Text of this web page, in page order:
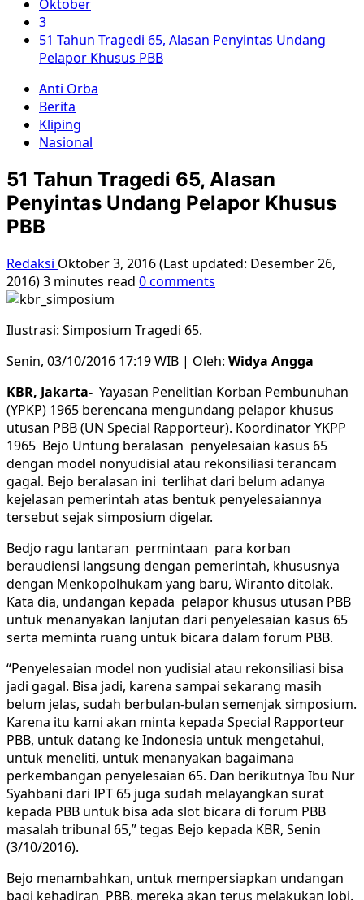
Oktober
3
51 Tahun Tragedi 65, Alasan Penyintas Undang
Pelapor Khusus PBB
Anti Orba
Berita
Kliping
Nasional
51 Tahun Tragedi 65, Alasan
Penyintas Undang Pelapor Khusus
PBB
Redaksi Oktober 3, 2016 (Last updated: Desember 26,
2016)3 minutes read 0 comments
Ilustrasi: Simposium Tragedi 65.
Senin, 03/10/2016 17:19 WIB | Oleh: Widya Angga
KBR, Jakarta- Yayasan Penelitian Korban Pembunuhan
(YPKP) 1965 berencana mengundang pelapor khusus
utusan PBB (UN Special Rapporteur). Koordinator YKPP
1965 Bejo Untung beralasan penyelesaian kasus 65
dengan model nonyudisial atau rekonsiliasi terancam
gagal. Bejo beralasan ini terlihat dari belum adanya
kejelasan pemerintah atas bentuk penyelesaiannya
tersebut sejak simposium digelar.
Bedjo ragu lantaran permintaan para korban
beraudiensi langsung dengan pemerintah, khususnya
dengan Menkopolhukam yang baru, Wiranto ditolak.
Kata dia, undangan kepada pelapor khusus utusan PBB
untuk menanyakan lanjutan dari penyelesaian kasus 65
serta meminta ruang untuk bicara dalam forum PBB.
“Penyelesaian model non yudisial atau rekonsiliasi bisa
jadi gagal. Bisa jadi, karena sampai sekarang masih
belum jelas, sudah berbulan-bulan semenjak simposium.
Karena itu kami akan minta kepada Special Rapporteur
PBB, untuk datang ke Indonesia untuk mengetahui,
untuk meneliti, untuk menanyakan bagaimana
perkembangan penyelesaian 65. Dan berikutnya Ibu Nur
Syahbani dari IPT 65 juga sudah melayangkan surat
kepada PBB untuk bisa ada slot bicara di forum PBB
masalah tribunal 65,” tegas Bejo kepada KBR, Senin
(3/10/2016).
Bejo menambahkan, untuk mempersiapkan undangan
bagi kehadiran PBB, mereka akan terus melakukan lobi.